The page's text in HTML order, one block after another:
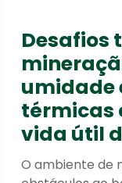
Desafios
umidade
térmicas
vida útil
O ambiente de